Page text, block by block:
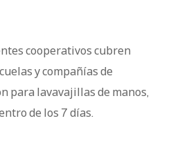
cooperativos cubren
y compañías de
para lavavajillas de manos,
de los 7 días.